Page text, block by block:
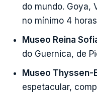
do mundo. Goya,
no mínimo 4
Museo Reina
do Guernica, de
Museo Thyssen-
espetacular,